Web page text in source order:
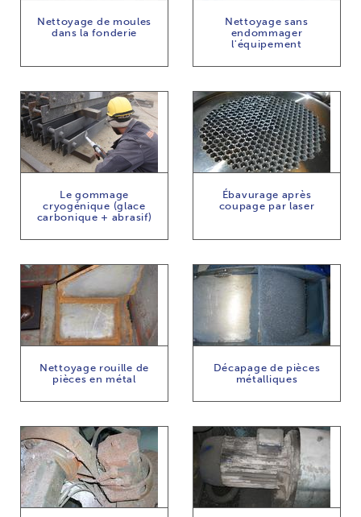
Nettoyage de moules
dans la fonderie
Nettoyage sans
endommager
l'équipement
Le gommage
cryogénique (glace
carbonique + abrasif)
Ébavurage après
coupage par laser
Nettoyage rouille de
pièces en métal
Décapage de pièces
métalliques